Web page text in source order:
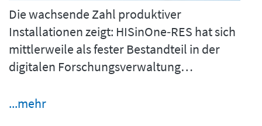
Die wachsende Zahl produktiver
Installationen zeigt: HISinOne‑RES hat sich
mittlerweile als fester Bestandteil in der
digitalen Forschungsverwaltung…
...mehr